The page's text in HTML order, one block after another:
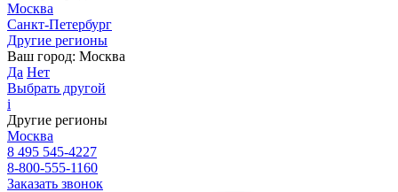
Москва
Санкт-Петербург
Другие регионы
Ваш город: Москва
Да Нет
Выбрать другой
i
Другие регионы
Москва
8 495 545-4227
8-800-555-1160
Заказать звонок